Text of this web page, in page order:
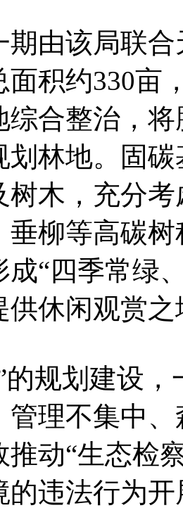
期由该局联
面积约330亩
综合整治，
划林地。固
树木，充分
垂柳等高碳
成“四季常绿
供休闲观赏之
的规划建设
管理不集中
推动“生态检
的违法行为